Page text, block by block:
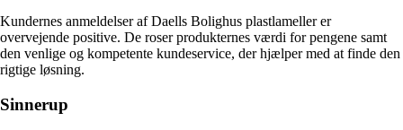
Kundernes anmeldelser af Daells Bolighus plastlameller er
overvejende positive. De roser produkternes værdi for pengene samt
den venlige og kompetente kundeservice, der hjælper med at finde den
rigtige løsning.
Sinnerup